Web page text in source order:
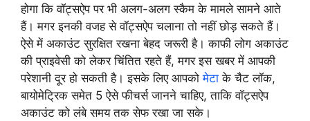
होगा कि वॉट्सऐप पर भी अलग-अलग स्कैम के मामले सामने आते
हैं। मगर इनकी वजह से वॉट्सऐप चलाना तो नहीं छोड़ सकते हैं।
ऐसे में अकाउंट सुरक्षित रखना बेहद जरूरी है। काफी लोग अकाउंट
की प्राइवेसी को लेकर चिंतित रहते हैं, मगर इस खबर में आपकी
परेशानी दूर हो सकती है। इसके लिए आपकोमेटाके चैट लॉक,
बायोमेट्रिक समेत 5 ऐसे फीचर्स जानने चाहिए, ताकि वॉट्सऐप
अकाउंट को लंबे समय तक सेफ रखा जा सके।